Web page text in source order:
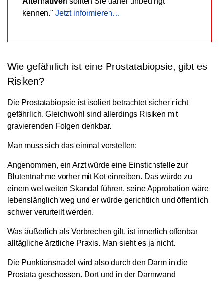
kennen." Jetzt informieren…
Wie gefährlich ist eine Prostatabiopsie, gibt es
Risiken?
Die Prostatabiopsie ist isoliert betrachtet sicher nicht
gefährlich. Gleichwohl sind allerdings Risiken mit
gravierenden Folgen denkbar.
Man muss sich das einmal vorstellen:
Angenommen, ein Arzt würde eine Einstichstelle zur
Blutentnahme vorher mit Kot einreiben. Das würde zu
einem weltweiten Skandal führen, seine Approbation wäre
lebenslänglich weg und er würde gerichtlich und öffentlich
schwer verurteilt werden.
Was äußerlich als Verbrechen gilt, ist innerlich offenbar
alltägliche ärztliche Praxis. Man sieht es ja nicht.
Die Punktionsnadel wird also durch den Darm in die
Prostata geschossen. Dort und in der Darmwand